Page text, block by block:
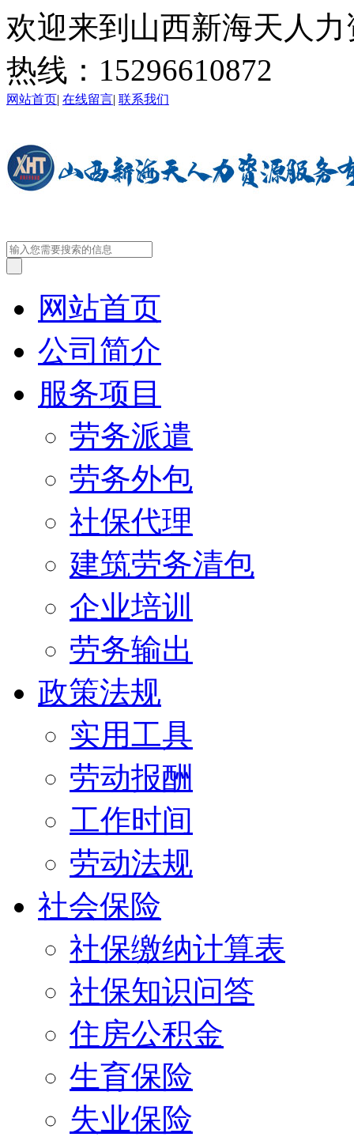
欢迎来到山西新海天人
热线： 15296610872
网站首页| 在线留言| 联系我们
网站首页
公司简介
服务项目
劳务派遣
劳务外包
社保代理
建筑劳务清包
企业培训
劳务输出
政策法规
实用工具
劳动报酬
工作时间
劳动法规
社会保险
社保缴纳计算表
社保知识问答
住房公积金
生育保险
失业保险